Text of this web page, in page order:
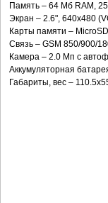
Память – 64 Мб RAM,
Экран – 2.6", 640x480
Карты памяти –
Связь – GSM 850/900/
Камера – 2.0 Мп с
Аккумуляторная
Габариты, вес –